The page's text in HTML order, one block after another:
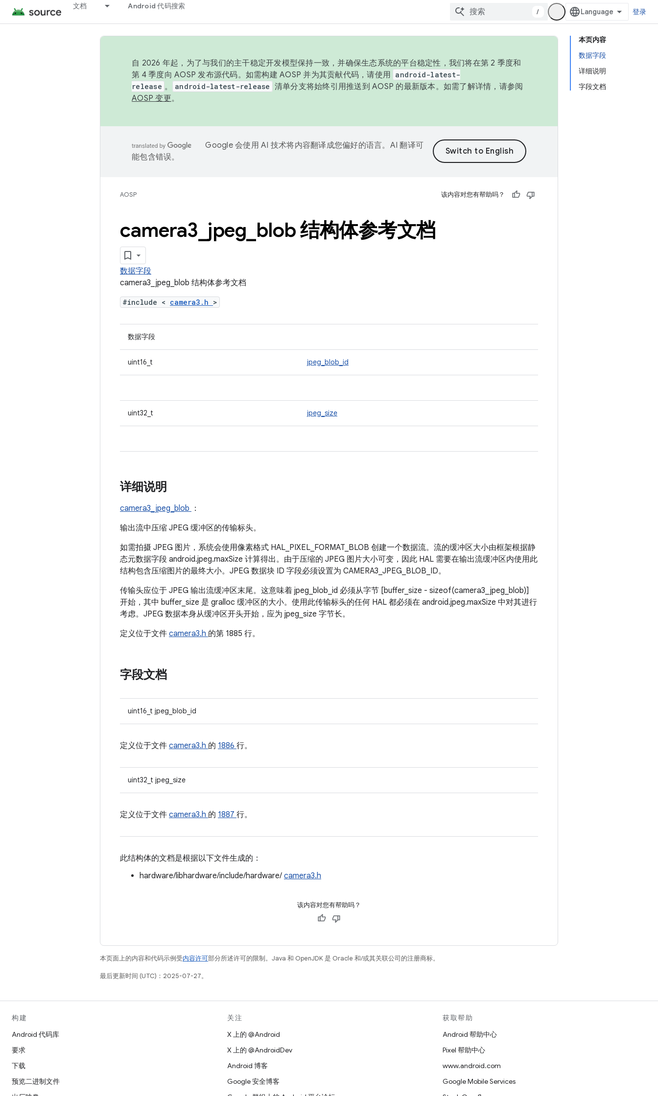
文档 Android 代码搜索
/ 登录
本页内容
数据字段
详细说明
字段文档
自 2026 年起，为了与我们的主干稳定开发模型保持一致，并确保生态系统的平台稳定性，我们将在第 2 季度和
第 4 季度向 AOSP 发布源代码。如需构建 AOSP 并为其贡献代码，请使用 android-latest-
release 。 android-latest-release 清单分支将始终引用推送到 AOSP 的最新版本。如需了解详情，请参阅
AOSP 变更。
Google 会使用 AI 技术将内容翻译成您偏好的语言。AI 翻译可
能包含错误。
AOSP 该内容对您有帮助吗？
camera3 jpeg blob 结构体参考文档
数据字段
camera3_jpeg_blob 结构体参考文档
#include < camera3.h >
数据字段
uint16_t jpeg_blob_id
uint32_t jpeg_size
详细说明
camera3_jpeg_blob ：
输出流中压缩 JPEG 缓冲区的传输标头。
如需拍摄 JPEG 图片，系统会使用像素格式 HAL_PIXEL_FORMAT_BLOB 创建一个数据流。流的缓冲区大小由框架根据静
态元数据字段 android.jpeg.maxSize 计算得出。由于压缩的 JPEG 图片大小可变，因此 HAL 需要在输出流缓冲区内使用此
结构包含压缩图片的最终大小。JPEG 数据块 ID 字段必须设置为 CAMERA3_JPEG_BLOB_ID。
传输头应位于 JPEG 输出流缓冲区末尾。这意味着 jpeg_blob_id 必须从字节 [buffer_size - sizeof(camera3_jpeg_blob)]
开始，其中 buffer_size 是 gralloc 缓冲区的大小。使用此传输标头的任何 HAL 都必须在 android.jpeg.maxSize 中对其进行
考虑。JPEG 数据本身从缓冲区开头开始，应为 jpeg_size 字节长。
定义位于文件 camera3.h 的第 1885 行。
字段文档
uint16_t jpeg_blob_id
定义位于文件 camera3.h 的 1886 行。
uint32_t jpeg_size
定义位于文件 camera3.h 的 1887 行。
此结构体的文档是根据以下文件生成的：
hardware/libhardware/include/hardware/ camera3.h
该内容对您有帮助吗？
本页面上的内容和代码示例受内容许可部分所述许可的限制。Java 和 OpenJDK 是 Oracle 和/或其关联公司的注册商标。
最后更新时间 (UTC)：2025-07-27。
构建
Android 代码库
要求
下载
预览二进制文件
关注
X 上的 @Android
X 上的 @AndroidDev
Android 博客
Google 安全博客
获取帮助
Android 帮助中心
Pixel 帮助中心
www.android.com
Google Mobile Services